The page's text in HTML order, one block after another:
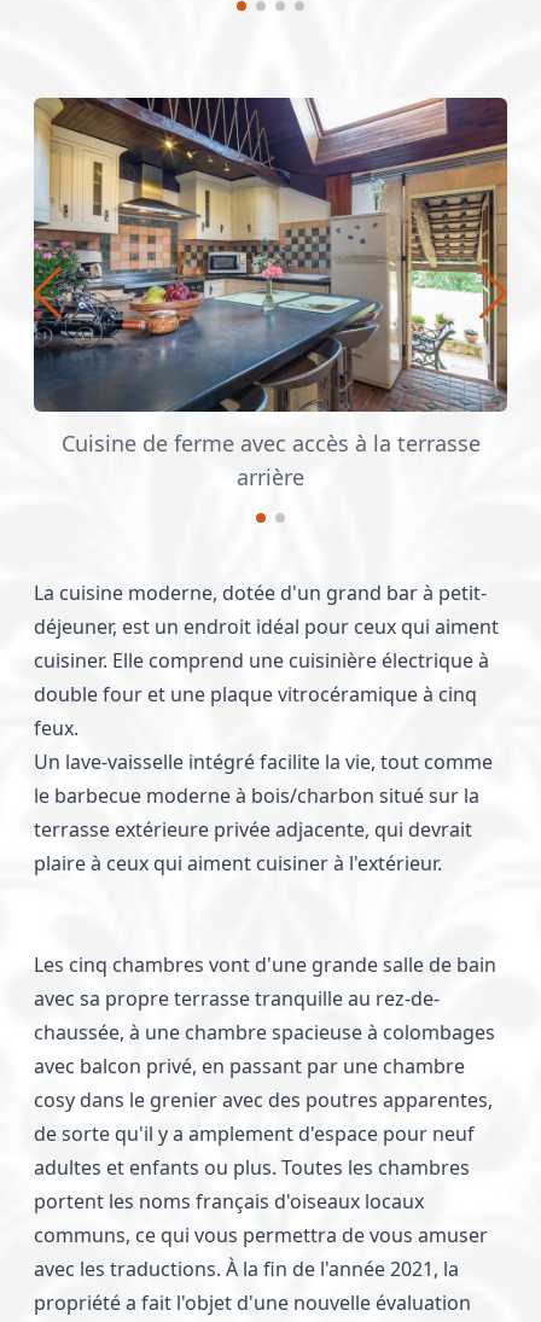
Cuisine de ferme avec accès à la terrasse
arrière
La cuisine moderne, dotée d'un grand bar à petit-
déjeuner, est un endroit idéal pour ceux qui aiment
cuisiner. Elle comprend une cuisinière électrique à
double four et une plaque vitrocéramique à cinq
feux.
Un lave-vaisselle intégré facilite la vie, tout comme
le barbecue moderne à bois/charbon situé sur la
terrasse extérieure privée adjacente, qui devrait
plaire à ceux qui aiment cuisiner à l'extérieur.
Les cinq chambres vont d'une grande salle de bain
avec sa propre terrasse tranquille au rez-de-
chaussée, à une chambre spacieuse à colombages
avec balcon privé, en passant par une chambre
cosy dans le grenier avec des poutres apparentes,
de sorte qu'il y a amplement d'espace pour neuf
adultes et enfants ou plus. Toutes les chambres
portent les noms français d'oiseaux locaux
communs, ce qui vous permettra de vous amuser
avec les traductions. À la fin de l'année 2021, la
propriété a fait l'objet d'une nouvelle évaluation